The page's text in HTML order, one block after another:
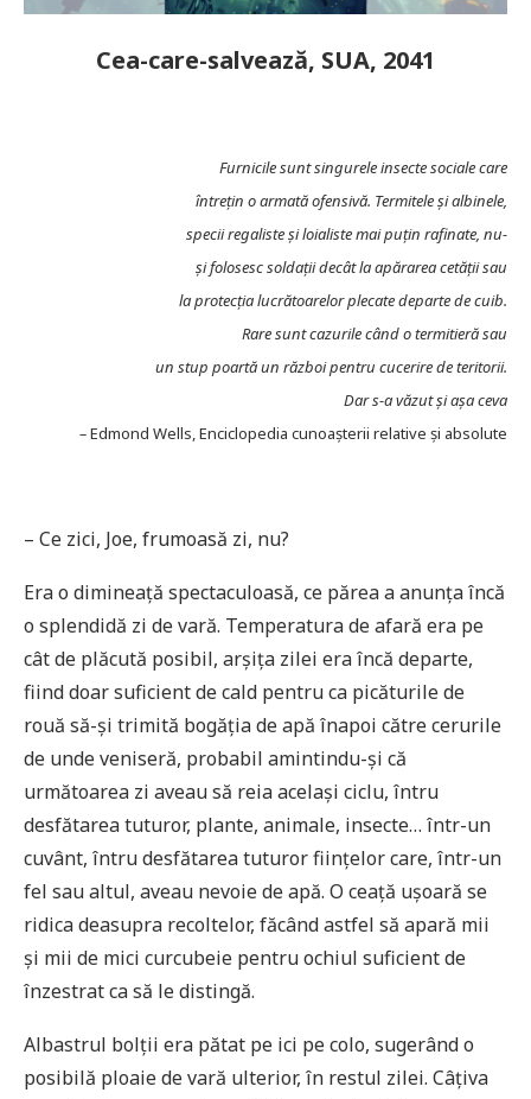
Cea-care-salvează, SUA, 2041
Furnicile sunt singurele insecte sociale care
întrețin o armată ofensivă. Termitele și albinele,
specii regaliste și loialiste mai puțin rafinate, nu-
și folosesc soldații decât la apărarea cetății sau
la protecția lucrătoarelor plecate departe de cuib.
Rare sunt cazurile când o termitieră sau
un stup poartă un război pentru cucerire de teritorii.
Dar s-a văzut și așa ceva
–Edmond Wells, Enciclopedia cunoașterii relative și absolute
– Ce zici, Joe, frumoasă zi, nu?
Era o dimineață spectaculoasă, ce părea a anunța încă
o splendidă zi de vară. Temperatura de afară era pe
cât de plăcută posibil, arșița zilei era încă departe,
fiind doar suficient de cald pentru ca picăturile de
rouă să-și trimită bogăția de apă înapoi către cerurile
de unde veniseră, probabil amintindu-și că
următoarea zi aveau să reia același ciclu, întru
desfătarea tuturor, plante, animale, insecte… într-un
cuvânt, întru desfătarea tuturor ființelor care, într-un
fel sau altul, aveau nevoie de apă. O ceață ușoară se
ridica deasupra recoltelor, făcând astfel să apară mii
și mii de mici curcubeie pentru ochiul suficient de
înzestrat ca să le distingă.
Albastrul bolții era pătat pe ici pe colo, sugerând o
posibilă ploaie de vară ulterior, în restul zilei. Câțiva